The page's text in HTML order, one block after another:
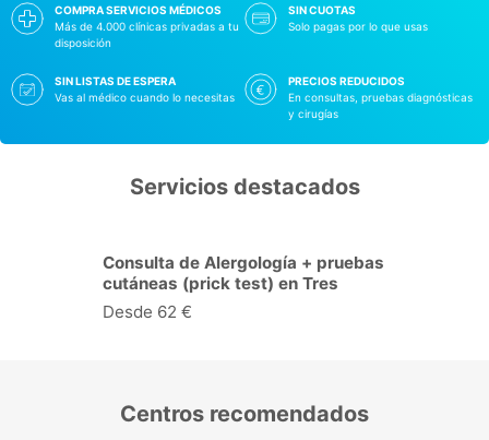
COMPRA SERVICIOS MÉDICOS
Más de 4.000 clínicas privadas a tu
disposición
SIN CUOTAS
Solo pagas por lo que usas
SIN LISTAS DE ESPERA
Vas al médico cuando lo necesitas
PRECIOS REDUCIDOS
En consultas, pruebas diagnósticas
y cirugías
Servicios destacados
Consulta de Cardiología en Tres
Cantos
Desde 30 €
Centros recomendados